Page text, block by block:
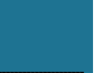
পরবিাররে মধ্যে